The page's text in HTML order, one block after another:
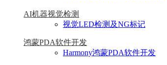
AI机器视觉检测
视觉LED检测及NG标记
鸿蒙PDA软件开发
Harmony鸿蒙PDA软件开发